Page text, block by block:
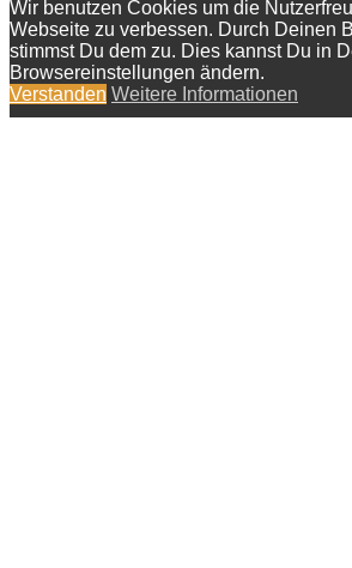
Wir benutzen Cookies um die
Webseite zu verbessen. Durch Deinen
stimmst Du dem zu. Dies kannst Du in
Browsereinstellungen ändern.
Verstanden Weitere Informationen